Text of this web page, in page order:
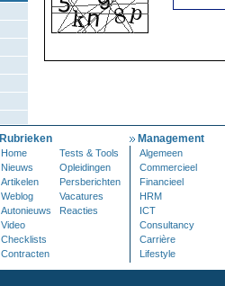
Rubrieken
Home
Tests & Tools
Nieuws
Opleidingen
Artikelen
Persberichten
Weblog
Vacatures
Autonieuws
Reacties
Video
Checklists
Contracten
Management
Algemeen
Commercieel
Financieel
HRM
ICT
Consultancy
Carrière
Lifestyle